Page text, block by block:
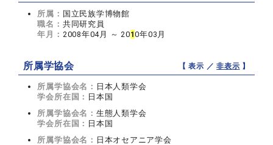
所属： 国立民族学博物館
職名： 共同研究員
年月： 2008年04月 ～ 2010年03月
所属学協会 【 表示 ／非表示 】
所属学協会名： 日本人類学会
学会所在国： 日本国
所属学協会名： 生態人類学会
学会所在国： 日本国
所属学協会名： 日本オセアニア学会